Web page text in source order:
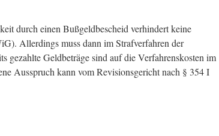
durch einen Bußgeldbescheid verhindert keine
Allerdings muss dann im Strafverfahren der
gezahlte Geldbeträge sind auf die Verfahrenskosten im
Ausspruch kann vom Revisionsgericht nach § 354 I